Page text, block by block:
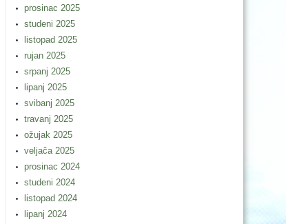
prosinac 2025
studeni 2025
listopad 2025
rujan 2025
srpanj 2025
lipanj 2025
svibanj 2025
travanj 2025
ožujak 2025
veljača 2025
prosinac 2024
studeni 2024
listopad 2024
lipanj 2024